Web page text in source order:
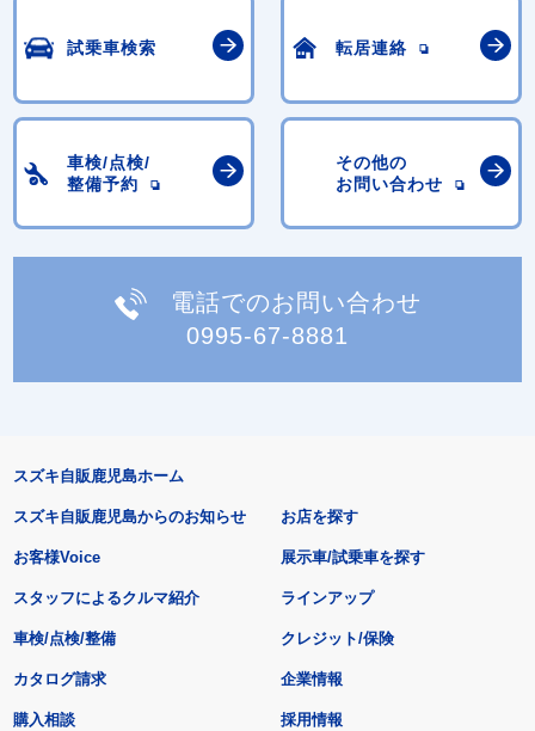
試乗車検索 転居連絡
車検/点検/
整備予約
その他の
お問い合わせ
電話でのお問い合わせ
0995-67-8881
スズキ自販鹿児島ホーム
スズキ自販鹿児島からのお知らせ
お客様Voice
スタッフによるクルマ紹介
お店を探す
展示車/試乗車を探す
ラインアップ
車検/点検/整備 クレジット/保険
カタログ請求
購入相談
企業情報
採用情報